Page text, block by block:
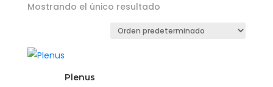
Mostrando el único resultado
Plenus